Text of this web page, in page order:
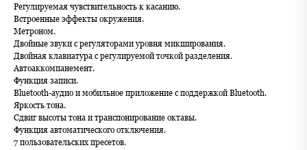
Регулируемая чувствительность к касанию.
Встроенные эффекты окружения.
Метроном.
Двойные звуки с регуляторами уровня микширования.
Двойная клавиатура с регулируемой точкой разделения.
Автоаккомпанемент.
Функция записи.
Bluetooth-аудио и мобильное приложение с поддержкой Bluetooth.
Яркость тона.
Сдвиг высоты тона и транспонирование октавы.
Функция автоматического отключения.
7 пользовательских пресетов.